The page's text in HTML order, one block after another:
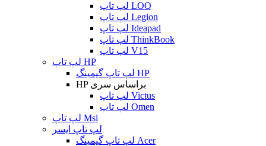
لپ تاپ LOQ
لپ تاپ Legion
لپ تاپ Ideapad
لپ تاپ ThinkBook
لپ تاپ V15
لپ تاپ HP
لپ تاپ گیمینگ HP
HP براساس سری
لپ تاپ Victus
لپ تاپ Omen
لپ تاپ Msi
لپ تاپ ایسر
لپ تاپ گیمینگ Acer